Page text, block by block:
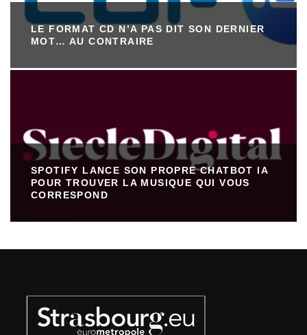
LE FORMAT CD N’A PAS DIT SON DERNIER
MOT… AU CONTRAIRE
SPOTIFY LANCE SON PROPRE CHATBOT IA
POUR TROUVER LA MUSIQUE QUI VOUS
CORRESPOND